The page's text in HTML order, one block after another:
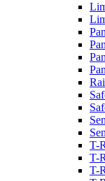
T-
T-
T-